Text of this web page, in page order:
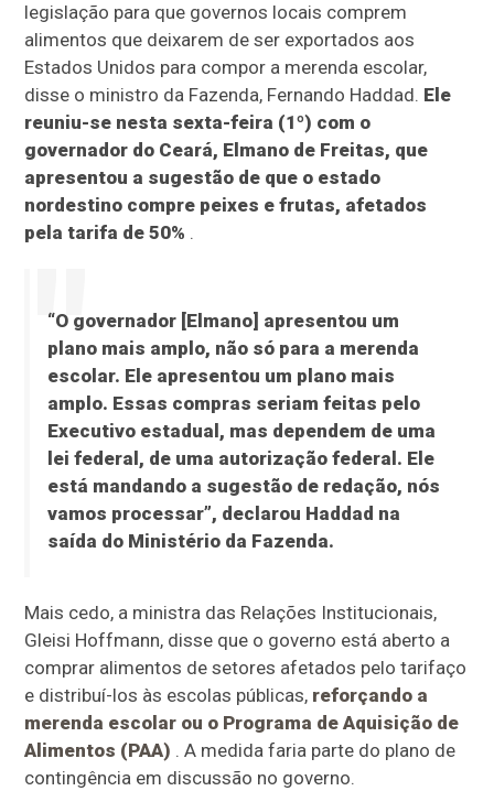
legislação para que governos locais comprem
alimentos que deixarem de ser exportados aos
Estados Unidos para compor a merenda escolar,
disse o ministro da Fazenda, Fernando Haddad. Ele
reuniu-se nesta sexta-feira (1º) com o
governador do Ceará, Elmano de Freitas, que
apresentou a sugestão de que o estado
nordestino compre peixes e frutas, afetados
pela tarifa de 50% .
“O governador [Elmano] apresentou um
plano mais amplo, não só para a merenda
escolar. Ele apresentou um plano mais
amplo. Essas compras seriam feitas pelo
Executivo estadual, mas dependem de uma
lei federal, de uma autorização federal. Ele
está mandando a sugestão de redação, nós
vamos processar”, declarou Haddad na
saída do Ministério da Fazenda.
Mais cedo, a ministra das Relações Institucionais,
Gleisi Hoffmann, disse que o governo está aberto a
comprar alimentos de setores afetados pelo tarifaço
e distribuí-los às escolas públicas, reforçando a
merenda escolar ou o Programa de Aquisição de
Alimentos (PAA) . A medida faria parte do plano de
contingência em discussão no governo.